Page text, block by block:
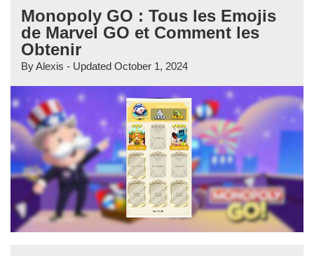
Monopoly GO : Tous les Emojis
de Marvel GO et Comment les
Obtenir
ByAlexis - Updated October 1, 2024